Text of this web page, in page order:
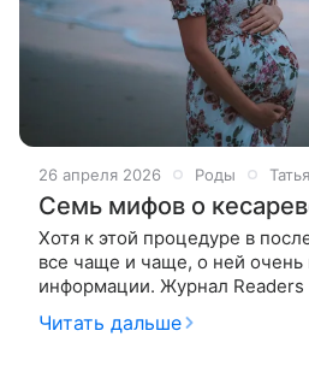
26 апреля 2026 Роды
Семь мифов о
Хотя к этой процедуре в
все чаще и чаще, о ней очень
информации. Журнал
сечением. Если вас ожидает
Читать дальше